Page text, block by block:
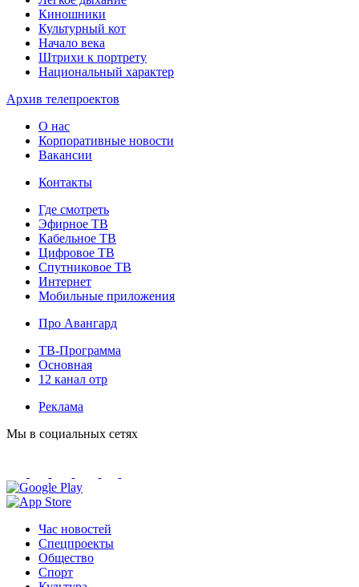
Киношники
Культурный кот
Начало века
Штрихи к портрету
Национальный характер
Архив телепроектов
О нас
Корпоративные новости
Вакансии
Контакты
Где смотреть
Эфирное ТВ
Кабельное ТВ
Цифровое ТВ
Спутниковое ТВ
Интернет
Мобильные приложения
Про Авангард
ТВ-Программа
Основная
12 канал отр
Реклама
Мы в социальных сетях
Час новостей
Спецпроекты
Общество
Спорт